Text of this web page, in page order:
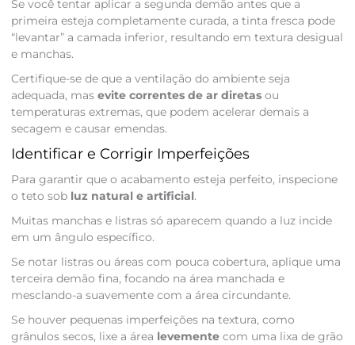
Se você tentar aplicar a segunda demão antes que a
primeira esteja completamente curada, a tinta fresca pode
“levantar” a camada inferior, resultando em textura desigual
e manchas.
Certifique-se de que a ventilação do ambiente seja
adequada, mas evite correntes de ar diretasou
temperaturas extremas, que podem acelerar demais a
secagem e causar emendas.
Identificar e Corrigir Imperfeições
Para garantir que o acabamento esteja perfeito, inspecione
o teto sob luz natural e artificial.
Muitas manchas e listras só aparecem quando a luz incide
em um ângulo específico.
Se notar listras ou áreas com pouca cobertura, aplique uma
terceira demão fina, focando na área manchada e
mesclando-a suavemente com a área circundante.
Se houver pequenas imperfeições na textura, como
grânulos secos, lixe a área levementecom uma lixa de grão